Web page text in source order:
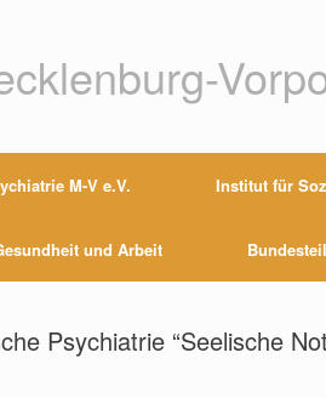
M-V e.V. Institut für
und Arbeit
Psychiatrie “Seelische